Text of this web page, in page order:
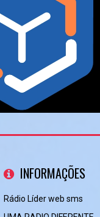
INFORMAÇÕES
Rádio Líder web sms